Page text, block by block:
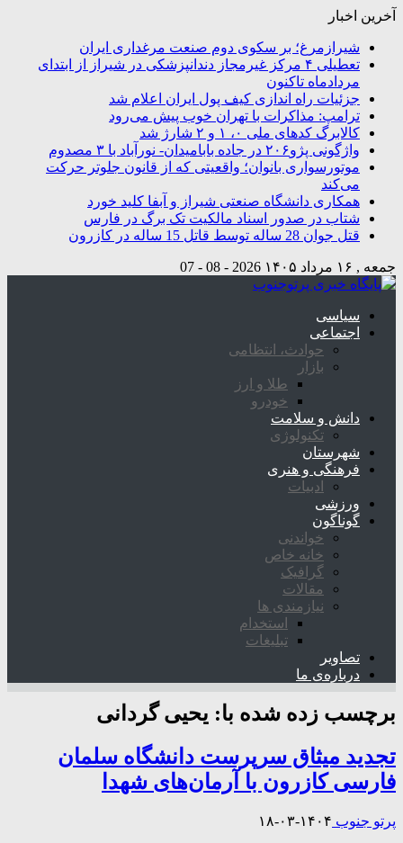
آخرین اخبار
شیرازمرغ؛ بر سکوی دوم صنعت مرغداری ایران
تعطیلی ۴ مرکز غیرمجاز دندانپزشکی در شیراز از ابتدای
مردادماه تاکنون
جزئیات راه اندازی کیف پول ایران اعلام شد
ترامپ: مذاکرات با تهران خوب پیش می‌رود
کالابرگ کدهای ملی ۰، ۱ و ۲ شارژ شد
واژگونی پژو۲۰۶ در جاده بابامیدان- نورآباد با ۳ مصدوم
موتورسواری بانوان؛ واقعیتی که از قانون جلوتر حرکت
می‌کند
همکاری دانشگاه صنعتی شیراز و آبفا کلید خورد
شتاب در صدور اسناد مالکیت تک برگ در فارس
قتل جوان 28 ساله توسط قاتل 15 ساله در کازرون
جمعه , ۱۶ مرداد ۱۴۰۵ 2026 - 08 - 07
سیاسی
اجتماعی
حوادث، انتظامی
بازار
طلا و ارز
خودرو
دانش و سلامت
تکنولوژی
شهرستان
فرهنگی و هنری
ادبیات
ورزشی
گوناگون
خواندنی
خانه خاص
گرافیک
مقالات
نیازمندی ها
استخدام
تبلیغات
تصاویر
درباره‌ی ما
برچسب زده شده با: یحیی گردانی
تجدید میثاق سرپرست دانشگاه سلمان
فارسی کازرون با آرمان‌های شهدا
پرتو جنوب ۱۴۰۴-۰۳-۱۸